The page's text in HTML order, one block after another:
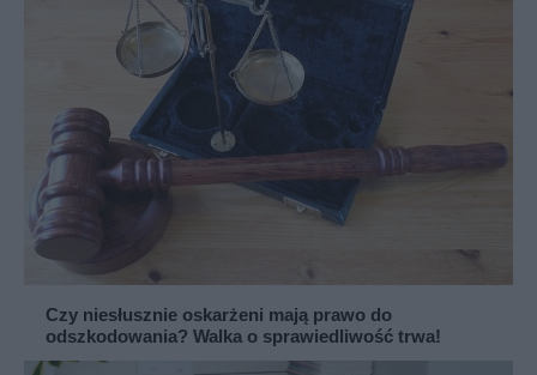
Czy niesłusznie oskarżeni mają prawo do
odszkodowania? Walka o sprawiedliwość trwa!